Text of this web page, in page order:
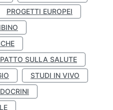
PROGETTI EUROPEI
SULLA SALUTE
STUDI IN VIVO